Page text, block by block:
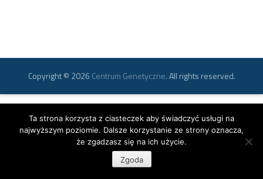
Copyright © 2026 Centrum Genetyczne. All rights reserved.
Ta strona korzysta z ciasteczek aby świadczyć usługi na
najwyższym poziomie. Dalsze korzystanie ze strony oznacza,
że zgadzasz się na ich użycie.
Zgoda